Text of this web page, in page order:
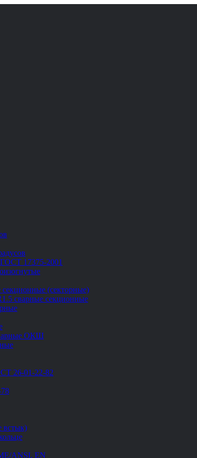
17375-2001
(секторные)
сварные секционные
ОКШ
26-01-22-82
встык)
ANSI, EN